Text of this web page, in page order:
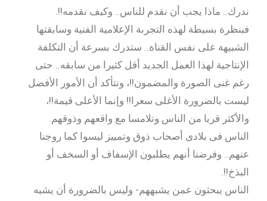
ندرك.. ماذا يجب أن نقدم للناس.. وكيف نقدمه!!.
فبنظرة بسيطة لهذه التجربة الإعلامية الفنية وسابقتها
الشبيهة على نفس القناة.. ستدرك بسرعة أن التكلفة
الإنتاجية لهذا العمل الجديد أقل كثيرا من سابقه.. حتى
رغم غنى الصورة والمضمون!!، ونتأكد أن الأمور الأفضل
ليست بالضرورة الأغلى سعرا!! وإنما الأعلى قيمة!!،
والأكثر قربا من الناس وتلامسا مع واقعهم وذوقهم.
الناس فى بلادى أصحاب ذوق وتمييز ليسوا كما روجنا
عنهم.. وفرضنا أنهم يطلبون الإسفاف أو السخف أو
البذخ!!.
الناس يبحثون عمن يشبههم- وليس بالضرورة أن يشبه